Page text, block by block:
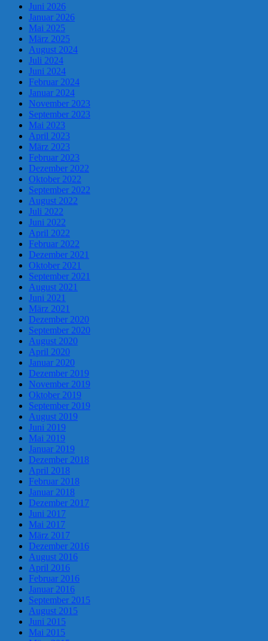
Juni 2026
Januar 2026
Mai 2025
März 2025
August 2024
Juli 2024
Juni 2024
Februar 2024
Januar 2024
November 2023
September 2023
Mai 2023
April 2023
März 2023
Februar 2023
Dezember 2022
Oktober 2022
September 2022
August 2022
Juli 2022
Juni 2022
April 2022
Februar 2022
Dezember 2021
Oktober 2021
September 2021
August 2021
Juni 2021
März 2021
Dezember 2020
September 2020
August 2020
April 2020
Januar 2020
Dezember 2019
November 2019
Oktober 2019
September 2019
August 2019
Juni 2019
Mai 2019
Januar 2019
Dezember 2018
April 2018
Februar 2018
Januar 2018
Dezember 2017
Juni 2017
Mai 2017
März 2017
Dezember 2016
August 2016
April 2016
Februar 2016
Januar 2016
September 2015
August 2015
Juni 2015
Mai 2015